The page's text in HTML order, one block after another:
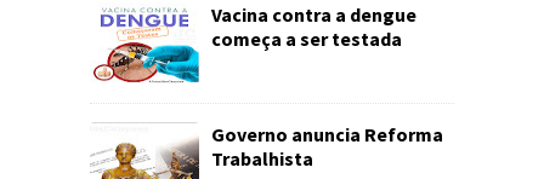
Vacina contra a dengue
começa a ser testada
Governo anuncia Reforma
Trabalhista